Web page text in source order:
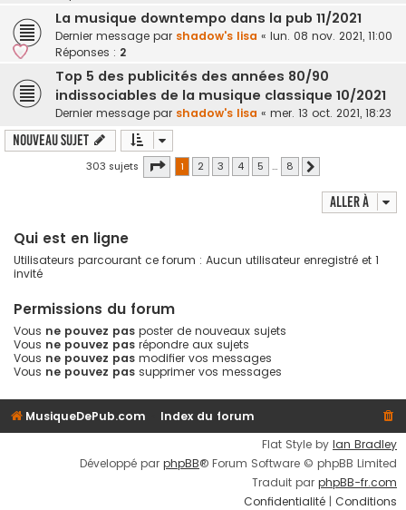
La musique downtempo dans la pub 11/2021
Dernier message par shadow's lisa « lun. 08 nov. 2021, 11:00
Réponses : 2
Top 5 des publicités des années 80/90
indissociables de la musique classique 10/2021
Dernier message par shadow's lisa « mer. 13 oct. 2021, 18:23
Nouveau sujet
303 sujets Page 1sur8
1 2 3 4 5 … 8
Aller à
Qui est en ligne
Utilisateurs parcourant ce forum : Aucun utilisateur enregistré et 1
invité
Permissions du forum
Vous ne pouvez pas poster de nouveaux sujets
Vous ne pouvez pas répondre aux sujets
Vous ne pouvez pas modifier vos messages
Vous ne pouvez pas supprimer vos messages
MusiqueDePub.com
Index du forum
Flat Style by Ian Bradley
Développé par phpBB® Forum Software © phpBB Limited
Traduit par phpBB-fr.com
Confidentialité | Conditions